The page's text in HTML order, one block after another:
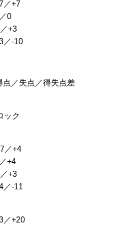
+7
0
+3
-10
／失点／得失点差
ク
／+4
+4
+3
-11
+20